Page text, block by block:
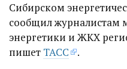
Сибирском
сообщил журналистам
энергетики и ЖКХ
пишет ТАСС .